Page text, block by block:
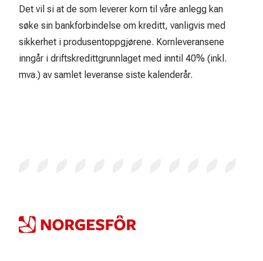
Det vil si at de som leverer korn til våre anlegg kan
søke sin bankforbindelse om kreditt, vanligvis med
sikkerhet i produsentoppgjørene. Kornleveransene
inngår i driftskredittgrunnlaget med inntil 40% (inkl.
mva.) av samlet leveranse siste kalenderår.